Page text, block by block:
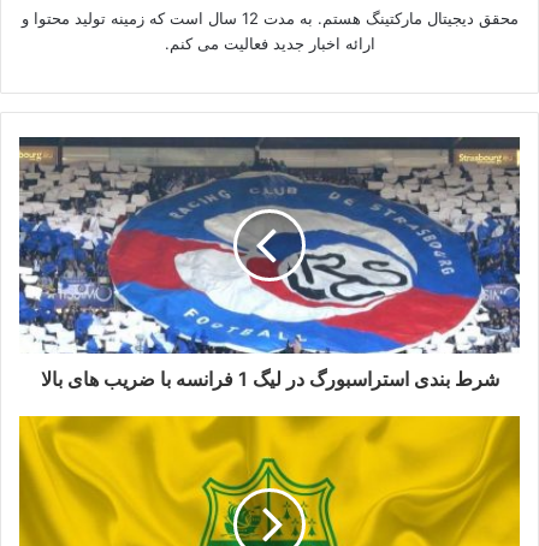
محقق دیجیتال مارکتینگ هستم. به مدت 12 سال است که زمینه تولید محتوا و
ارائه اخبار جدید فعالیت می کنم.
شرط بندی استراسبورگ در لیگ 1 فرانسه با ضریب های بالا